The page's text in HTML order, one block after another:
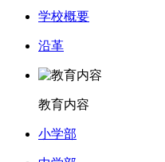
学校概要
沿革
教育内容
小学部